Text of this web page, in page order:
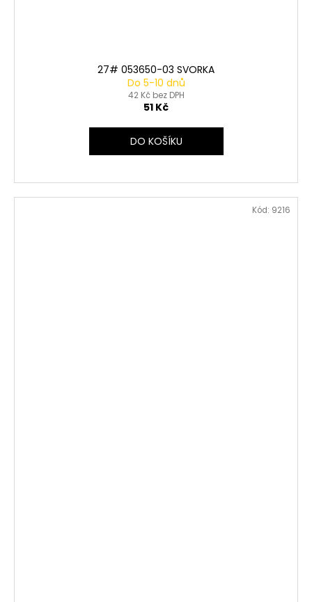
27# 053650-03 SVORKA
Do 5-10 dnů
42 Kč bez DPH
51 Kč
DO KOŠÍKU
Kód: 9216